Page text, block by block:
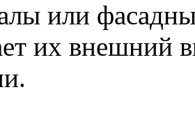
или
их внешний